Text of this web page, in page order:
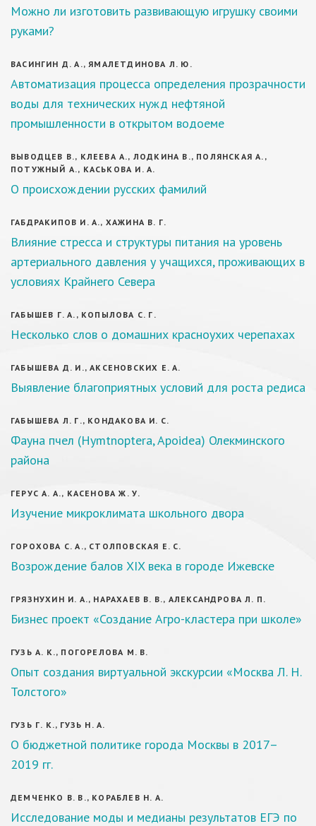
Можно ли изготовить развивающую игрушку своими
руками?
ВАСИНГИН Д. А., ЯМАЛЕТДИНОВА Л. Ю.
Автоматизация процесса определения прозрачности
воды для технических нужд нефтяной
промышленности в открытом водоеме
ВЫВОДЦЕВ В., КЛЕЕВА А., ЛОДКИНА В., ПОЛЯНСКАЯ А.,
ПОТУЖНЫЙ А., КАСЬКОВА И. А.
О происхождении русских фамилий
ГАБДРАКИПОВ И. А., ХАЖИНА В. Г.
Влияние стресса и структуры питания на уровень
артериального давления у учащихся, проживающих в
условиях Крайнего Севера
ГАБЫШЕВ Г. А., КОПЫЛОВА С. Г.
Несколько слов о домашних красноухих черепахах
ГАБЫШЕВА Д. И., АКСЕНОВСКИХ Е. А.
Выявление благоприятных условий для роста редиса
ГАБЫШЕВА Л. Г., КОНДАКОВА И. С.
Фауна пчел (Hymtnoptera, Apoidea) Олекминского
района
ГЕРУС А. А., КАСЕНОВА Ж. У.
Изучение микроклимата школьного двора
ГОРОХОВА С. А., СТОЛПОВСКАЯ Е. С.
Возрождение балов XIX века в городе Ижевске
ГРЯЗНУХИН И. А., НАРАХАЕВ В. В., АЛЕКСАНДРОВА Л. П.
Бизнес проект «Создание Агро-кластера при школе»
ГУЗЬ А. К., ПОГОРЕЛОВА М. В.
Опыт создания виртуальной экскурсии «Москва Л. Н.
Толстого»
ГУЗЬ Г. К., ГУЗЬ Н. А.
О бюджетной политике города Москвы в 2017–
2019 гг.
ДЕМЧЕНКО В. В., КОРАБЛЕВ Н. А.
Исследование моды и медианы результатов ЕГЭ по